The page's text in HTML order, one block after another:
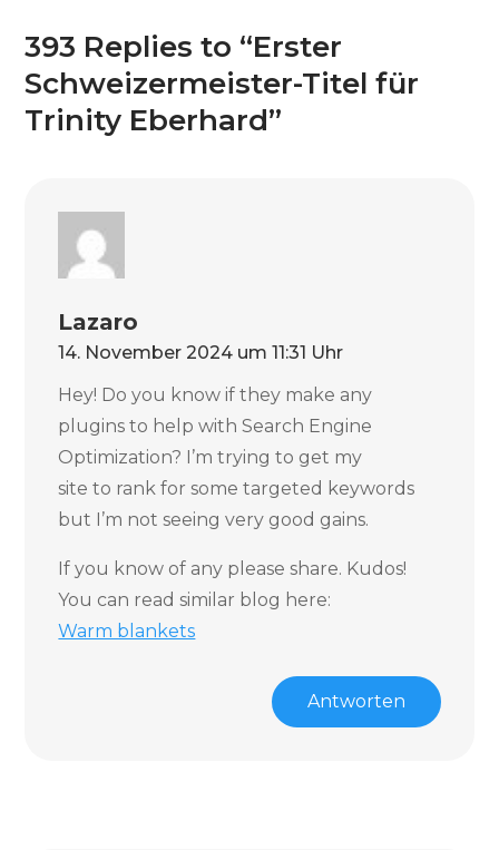
393 Replies to “Erster
Schweizermeister-Titel für
Trinity Eberhard”
Lazaro
14. November 2024 um 11:31 Uhr
Hey! Do you know if they make any
plugins to help with Search Engine
Optimization? I’m trying to get my
site to rank for some targeted keywords
but I’m not seeing very good gains.
If you know of any please share. Kudos!
You can read similar blog here:
Warm blankets
Antworten